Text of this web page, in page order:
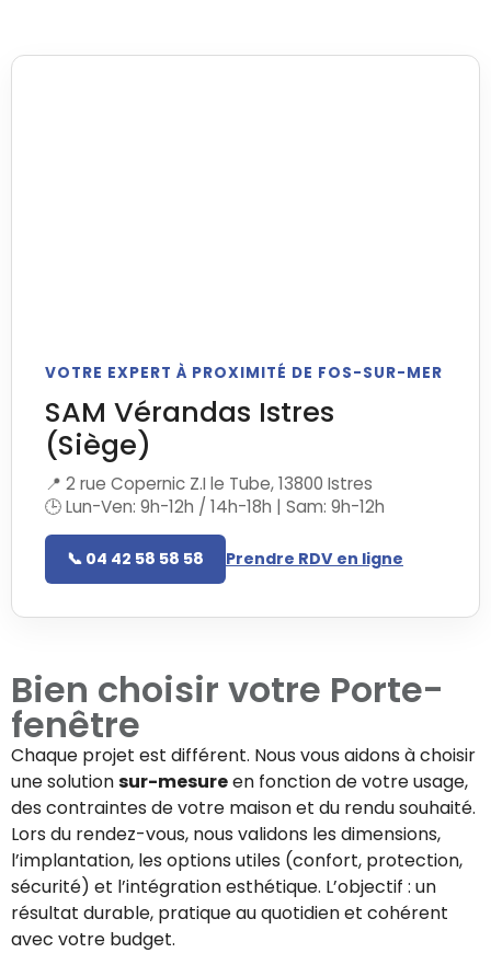
VOTRE EXPERT À PROXIMITÉ DE FOS-SUR-MER
SAM Vérandas Istres
(Siège)
📍 2 rue Copernic Z.I le Tube, 13800 Istres
🕒 Lun-Ven: 9h-12h / 14h-18h | Sam: 9h-12h
📞 04 42 58 58 58 Prendre RDV en ligne
Bien choisir votre Porte-
fenêtre
Chaque projet est différent. Nous vous aidons à choisir
une solutionsur-mesureen fonction de votre usage,
des contraintes de votre maison et du rendu souhaité.
Lors du rendez-vous, nous validons les dimensions,
l’implantation, les options utiles (confort, protection,
sécurité) et l’intégration esthétique. L’objectif : un
résultat durable, pratique au quotidien et cohérent
avec votre budget.